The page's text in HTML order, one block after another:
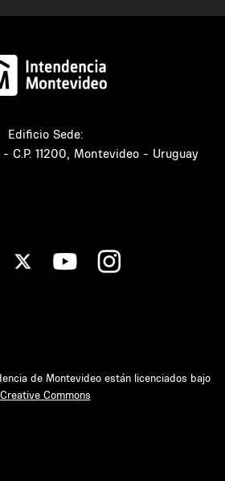
Edificio Sede:
C.P. 11200, Montevideo - Uruguay
de Montevideo están licenciados bajo
Creative Commons